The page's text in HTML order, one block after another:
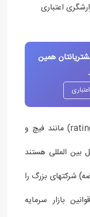
اعتباری
همین
شرکت های رتبه بندی اعتباری (rating) مانند فیچ و
بین المللی هستند
شرکتهای بزرگ را
بازار سرمایه